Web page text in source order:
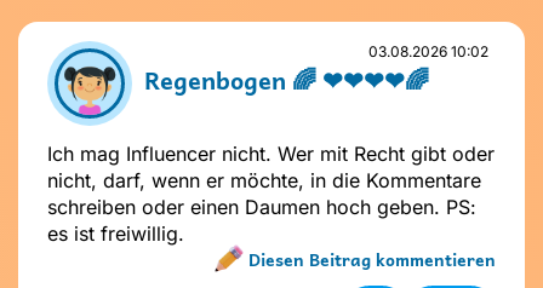
Regenbogen 🌈 ❤❤❤❤🌈
03.08.2026 10:02
Ich mag Influencer nicht. Wer mit Recht gibt oder
nicht, darf, wenn er möchte, in die Kommentare
schreiben oder einen Daumen hoch geben. PS:
es ist freiwillig.
Diesen Beitrag kommentieren